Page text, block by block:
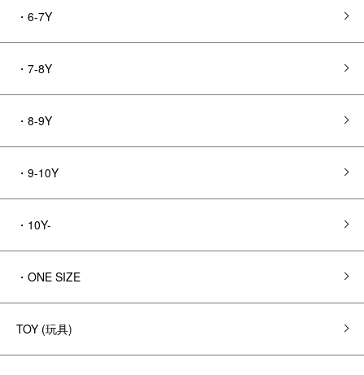
・6-7Y
・7-8Y
・8-9Y
・9-10Y
・10Y-
・ONE SIZE
TOY (玩具)